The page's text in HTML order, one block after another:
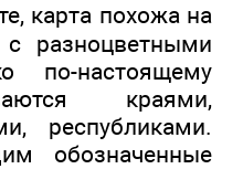
карта похожа на
разноцветными
по-настоящему
краями,
республиками.
обозначенные